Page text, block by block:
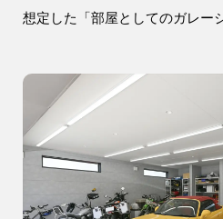
想定した「部屋としてのガレー